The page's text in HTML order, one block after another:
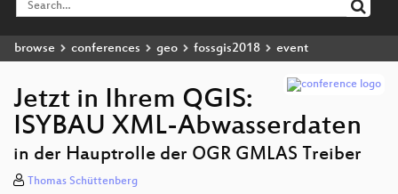
browse conferences geo fossgis2018 event
Jetzt in Ihrem QGIS:
ISYBAU XML-Abwasserdaten
in der Hauptrolle der OGR GMLAS Treiber
Thomas Schüttenberg